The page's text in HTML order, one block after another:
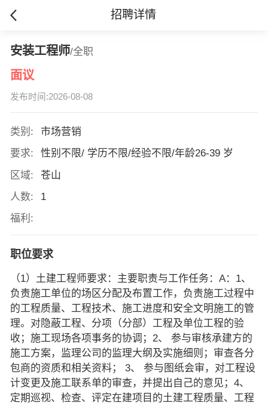
招聘详情
安装工程师/全职
面议
发布时间:2026-08-08
类别:
市场营销
要求:
性别不限/ 学历不限/经验不限/年龄26-39 岁
区域:
苍山
人数:
1
福利:
职位要求
（1）土建工程师要求：主要职责与工作任务：A：1、
负责施工单位的场区分配及布置工作，负责施工过程中
的工程质量、工程技术、施工进度和安全文明施工的管
理。对隐蔽工程、分项（分部）工程及单位工程的验
收；施工现场各项事务的协调；2、 参与审核承建方的
施工方案，监理公司的监理大纲及实施细则；审查各分
包商的资质和相关资料； 3、 参与图纸会审，对工程设
计变更及施工联系单的审查，并提出自己的意见；4、
定期巡视、检查、评定在建项目的土建工程质量、工程